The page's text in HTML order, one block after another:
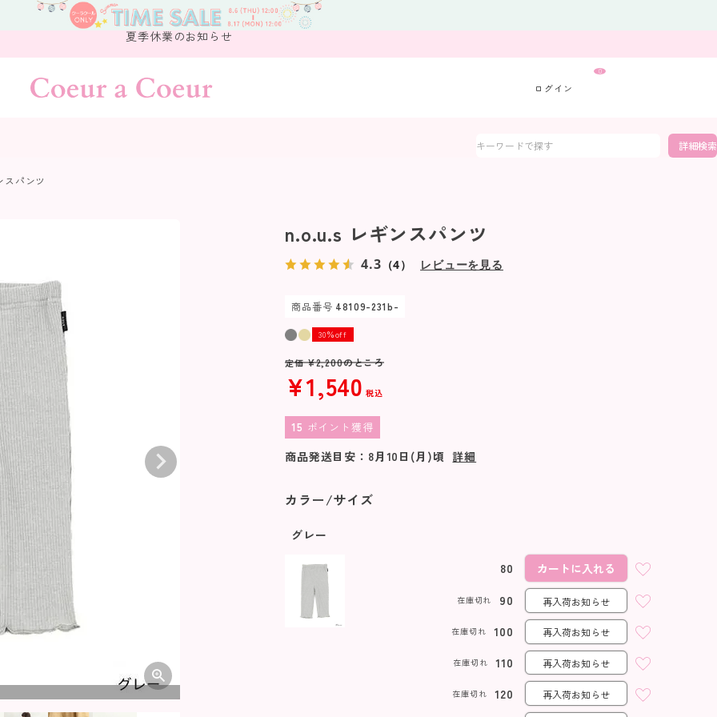
夏季休業のお知らせ
0
詳細検索
パンツ
n.o.u.s レギンスパンツ
4.3 （4） レビューを見る
商品番号 48109-231b-
30％off
定価 ¥2,200のところ
¥1,540 税込
15 ポイント獲得
商品発送目安： 8月10日(月)頃 詳細
カラー/サイズ
グレー
80 カートに入れる
90
在庫切れ 再入荷お知らせ
100
在庫切れ 再入荷お知らせ
110
在庫切れ 再入荷お知らせ
120
在庫切れ 再入荷お知らせ